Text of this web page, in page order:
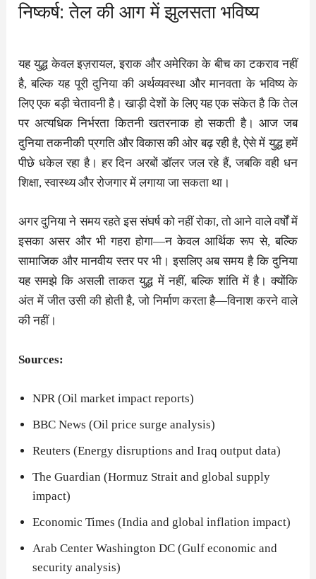
निष्कर्ष: तेल की आग में झुलसता भविष्य
यह युद्ध केवल इज़रायल, इराक और अमेरिका के बीच का टकराव नहीं
है, बल्कि यह पूरी दुनिया की अर्थव्यवस्था और मानवता के भविष्य के
लिए एक बड़ी चेतावनी है। खाड़ी देशों के लिए यह एक संकेत है कि तेल
पर अत्यधिक निर्भरता कितनी खतरनाक हो सकती है। आज जब
दुनिया तकनीकी प्रगति और विकास की ओर बढ़ रही है, ऐसे में युद्ध हमें
पीछे धकेल रहा है। हर दिन अरबों डॉलर जल रहे हैं, जबकि वही धन
शिक्षा, स्वास्थ्य और रोजगार में लगाया जा सकता था।
अगर दुनिया ने समय रहते इस संघर्ष को नहीं रोका, तो आने वाले वर्षों में
इसका असर और भी गहरा होगा—न केवल आर्थिक रूप से, बल्कि
सामाजिक और मानवीय स्तर पर भी। इसलिए अब समय है कि दुनिया
यह समझे कि असली ताकत युद्ध में नहीं, बल्कि शांति में है। क्योंकि
अंत में जीत उसी की होती है, जो निर्माण करता है—विनाश करने वाले
की नहीं।
Sources:
NPR (Oil market impact reports)
BBC News (Oil price surge analysis)
Reuters (Energy disruptions and Iraq output data)
The Guardian (Hormuz Strait and global supply
impact)
Economic Times (India and global inflation impact)
Arab Center Washington DC (Gulf economic and
security analysis)